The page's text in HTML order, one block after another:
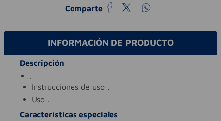
Comparte
INFORMACIÓN DE PRODUCTO
Descripción
.
instrucciones de uso .
uso .
Características especiales